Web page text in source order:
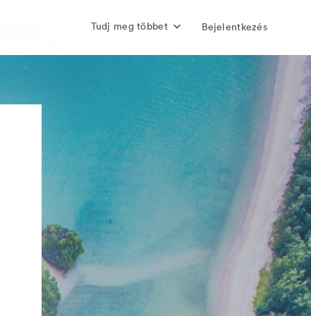
Tudj meg többet Bejelentkezés